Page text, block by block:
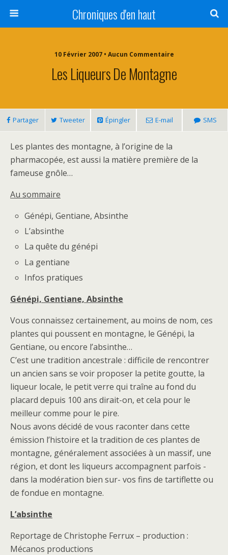
Chroniques d'en haut
10 Février 2007 • Aucun Commentaire
Les Liqueurs De Montagne
Partager Tweeter Épingler E-mail SMS
Les plantes des montagne, à l’origine de la
pharmacopée, est aussi la matière première de la
fameuse gnôle…
Au sommaire
Génépi, Gentiane, Absinthe
L’absinthe
La quête du génépi
La gentiane
Infos pratiques
Génépi, Gentiane, Absinthe
Vous connaissez certainement, au moins de nom, ces
plantes qui poussent en montagne, le Génépi, la
Gentiane, ou encore l’absinthe…
C’est une tradition ancestrale : difficile de rencontrer
un ancien sans se voir proposer la petite goutte, la
liqueur locale, le petit verre qui traîne au fond du
placard depuis 100 ans dirait-on, et cela pour le
meilleur comme pour le pire.
Nous avons décidé de vous raconter dans cette
émission l’histoire et la tradition de ces plantes de
montagne, généralement associées à un massif, une
région, et dont les liqueurs accompagnent parfois -
dans la modération bien sur- vos fins de tartiflette ou
de fondue en montagne.
L’absinthe
Reportage de Christophe Ferrux – production :
Mécanos productions